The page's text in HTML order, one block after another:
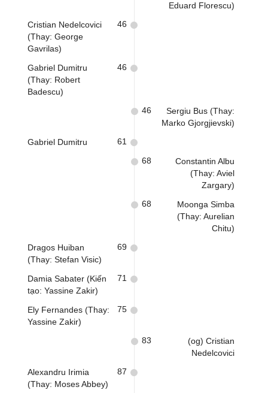
Eduard Florescu)
Cristian Nedelcovici
(Thay: George
Gavrilas)
46
Gabriel Dumitru
(Thay: Robert
Badescu)
46
Sergiu Bus (Thay:
Marko Gjorgjievski)
46
Gabriel Dumitru 61
Constantin Albu
(Thay: Aviel
Zargary)
68
Moonga Simba
(Thay: Aurelian
Chitu)
68
Dragos Huiban
(Thay: Stefan Visic)
69
Damia Sabater (Kiến
tạo: Yassine Zakir)
71
Ely Fernandes (Thay:
Yassine Zakir)
75
(og) Cristian
Nedelcovici
83
Alexandru Irimia
(Thay: Moses Abbey)
87